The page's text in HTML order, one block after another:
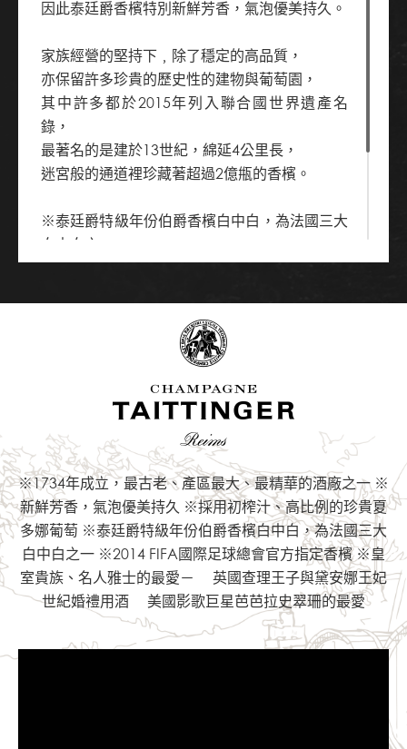
因此泰廷爵香檳特別新鮮芳香，氣泡優美持久。
家族經營的堅持下﹐除了穩定的高品質，
亦保留許多珍貴的歷史性的建物與葡萄園，
其中許多都於2015年列入聯合國世界遺產名
錄，
最著名的是建於13世紀，綿延4公里長，
迷宮般的通道裡珍藏著超過2億甁的香檳。
※泰廷爵特級年份伯爵香檳白中白，為法國三大
白中白之一
※2014 FIFA國際足球總會官方指定香檳
英國查理王子與黛安娜王妃世紀婚禮用酒
美國影歌巨星芭芭拉史翠珊的最愛
※1734年成立，最古老、產區最大、最精華的酒廠之一※
新鮮芳香，氣泡優美持久 ※採用初榨汁、高比例的珍貴夏
多娜葡萄 ※泰廷爵特級年份伯爵香檳白中白，為法國三大
白中白之一 ※2014 FIFA國際足球總會官方指定香檳※皇
室貴族、名人雅士的最愛－ 英國查理王子與黛安娜王妃
世紀婚禮用酒 美國影歌巨星芭芭拉史翠珊的最愛